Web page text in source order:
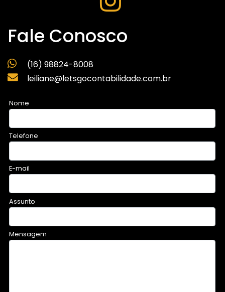
Fale Conosco
(16) 98824-8008
leiliane@letsgocontabilidade.com.br
Nome
Telefone
E-mail
Assunto
Mensagem